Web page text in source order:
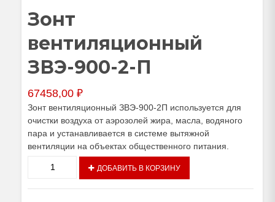
Зонт
вентиляционный
ЗВЭ-900-2-П
67458,00 ₽
Зонт вентиляционный ЗВЭ-900-2П используется для
очистки воздуха от аэрозолей жира, масла, водяного
пара и устанавливается в системе вытяжной
вентиляции на объектах общественного питания.
Зонт
ДОБАВИТЬ В КОРЗИНУ